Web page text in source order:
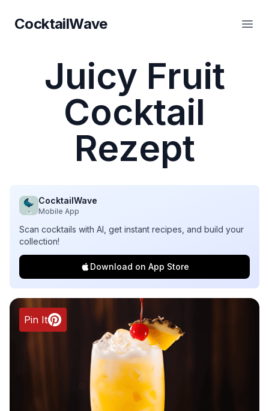
CocktailWave
CocktailWave
Juicy Fruit
Cocktail
Rezept
CocktailWave
Mobile App
Scan cocktails with AI, get instant recipes, and build your
collection!
Download on App Store
Pin It